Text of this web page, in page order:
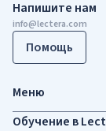
Напишите нам
info@lectera.com
Помощь
Меню
Обучение в